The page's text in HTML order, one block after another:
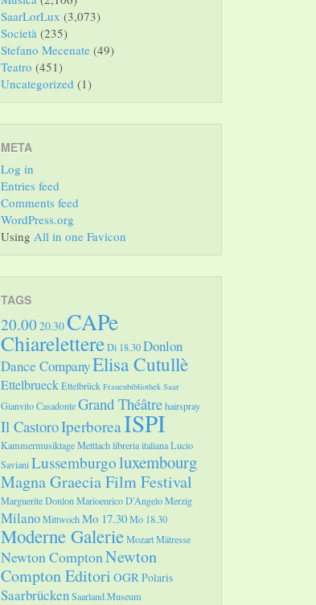
SaarLorLux (3,073)
Società (235)
Stefano Mecenate (49)
Teatro (451)
Uncategorized (1)
META
Log in
Entries feed
Comments feed
WordPress.org
Using All in one Favicon
TAGS
20.00 20.30CAPe
ChiarelettereDi 18.30Donlon
Dance CompanyElisa Cutullè
EttelbrueckEttelbrück Frauenbibliothek Saar
Gianvito CasadonteGrand Théâtrehairspray
Il CastoroIperboreaISPI
Kammermusiktage Mettlachlibreria italianaLucio
SavianiLussemburgoluxembourg
Magna Graecia Film Festival
Marguerite DonlonMarioenrico D'AngeloMerzig
MilanoMittwochMo 17.30Mo 18.30
Moderne GalerieMozartMätresse
Newton ComptonNewton
Compton Editori OGRPolaris
SaarbrückenSaarland.Museum